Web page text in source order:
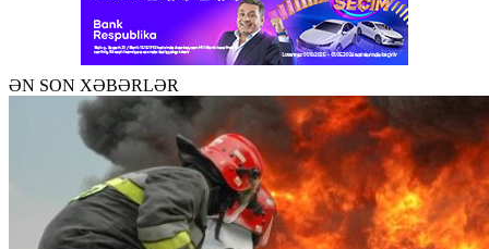
ƏN SON XƏBƏRLƏR